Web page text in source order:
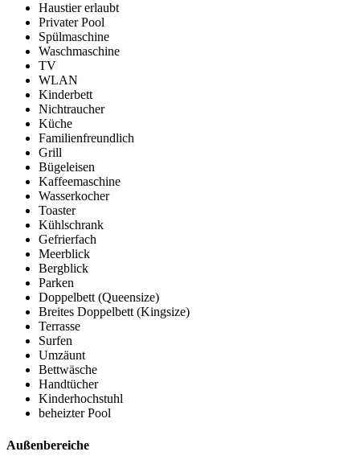
Haustier erlaubt
Privater Pool
Spülmaschine
Waschmaschine
TV
WLAN
Kinderbett
Nichtraucher
Küche
Familienfreundlich
Grill
Bügeleisen
Kaffeemaschine
Wasserkocher
Toaster
Kühlschrank
Gefrierfach
Meerblick
Bergblick
Parken
Doppelbett (Queensize)
Breites Doppelbett (Kingsize)
Terrasse
Surfen
Umzäunt
Bettwäsche
Handtücher
Kinderhochstuhl
beheizter Pool
Außenbereiche